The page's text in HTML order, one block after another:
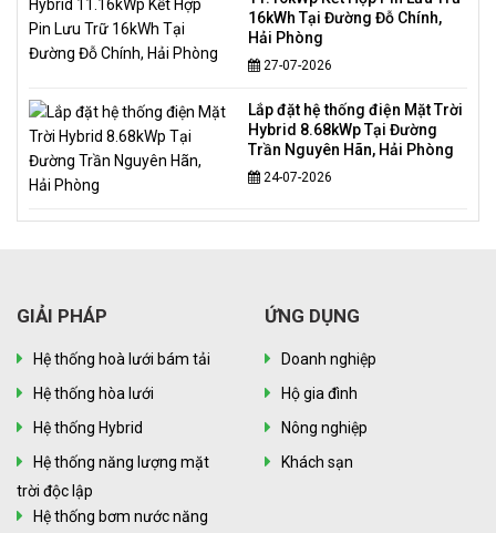
16kWh Tại Đường Đỗ Chính,
Hải Phòng
27-07-2026
Lắp đặt hệ thống điện Mặt Trời
Hybrid 8.68kWp Tại Đường
Trần Nguyên Hãn, Hải Phòng
24-07-2026
GIẢI PHÁP
Hệ thống hoà lưới bám tải
Hệ thống hòa lưới
Hệ thống Hybrid
Hệ thống năng lượng mặt
trời độc lập
Hệ thống bơm nước năng
ỨNG DỤNG
Doanh nghiệp
Hộ gia đình
Nông nghiệp
Khách sạn